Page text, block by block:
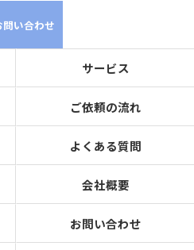
問い合わせ
サービス
ご依頼の流れ
よくある質問
会社概要
お問い合わせ